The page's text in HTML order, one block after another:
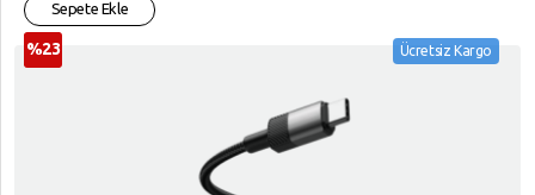
Sepete Ekle
Ücretsiz Kargo
%23